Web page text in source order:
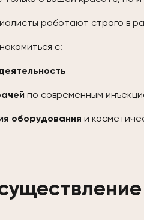
работают строго в
с:
по современным
оборудования и